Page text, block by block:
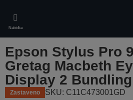
main
content
Nabídka
Epson Stylus Pro
Gretag Macbeth
Display 2 Bundling
Zastaveno SKU: C11C473001GD